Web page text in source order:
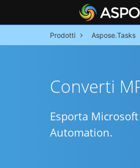
Prodotti Aspose.Tasks
Converti
Esporta
Automation.